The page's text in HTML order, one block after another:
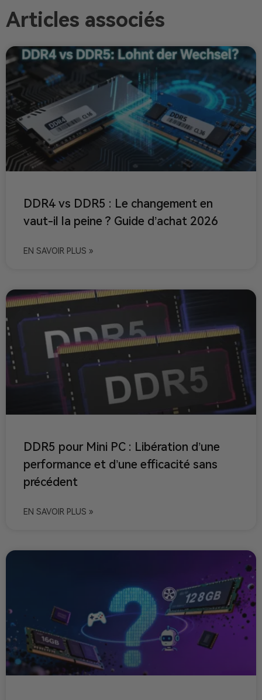
Articles associés
DDR4 vs DDR5 : Le changement en
vaut-il la peine ? Guide d’achat 2026
EN SAVOIR PLUS »
DDR5 pour Mini PC : Libération d’une
performance et d’une efficacité sans
précédent
EN SAVOIR PLUS »